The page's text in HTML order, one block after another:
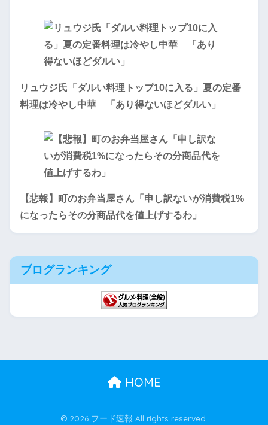
リュウジ氏「ダルい料理トップ10に入る」夏の定番
料理は冷やし中華 「あり得ないほどダルい」
【悲報】町のお弁当屋さん「申し訳ないが消費税1%
になったらその分商品代を値上げするわ」
ブログランキング
HOME
© 2026 フード速報 All rights reserved.